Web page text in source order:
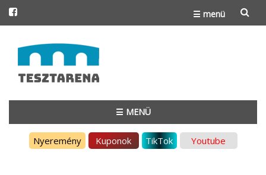
☰ menü
to
content
☰ MENÜ
Nyeremény Kuponok TikTok Youtube